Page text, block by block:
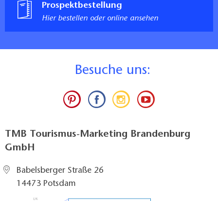
Prospektbestellung
Hier bestellen oder online ansehen
Besuche uns:
TMB Tourismus-Marketing Brandenburg
GmbH
Babelsberger Straße 26
14473 Potsdam